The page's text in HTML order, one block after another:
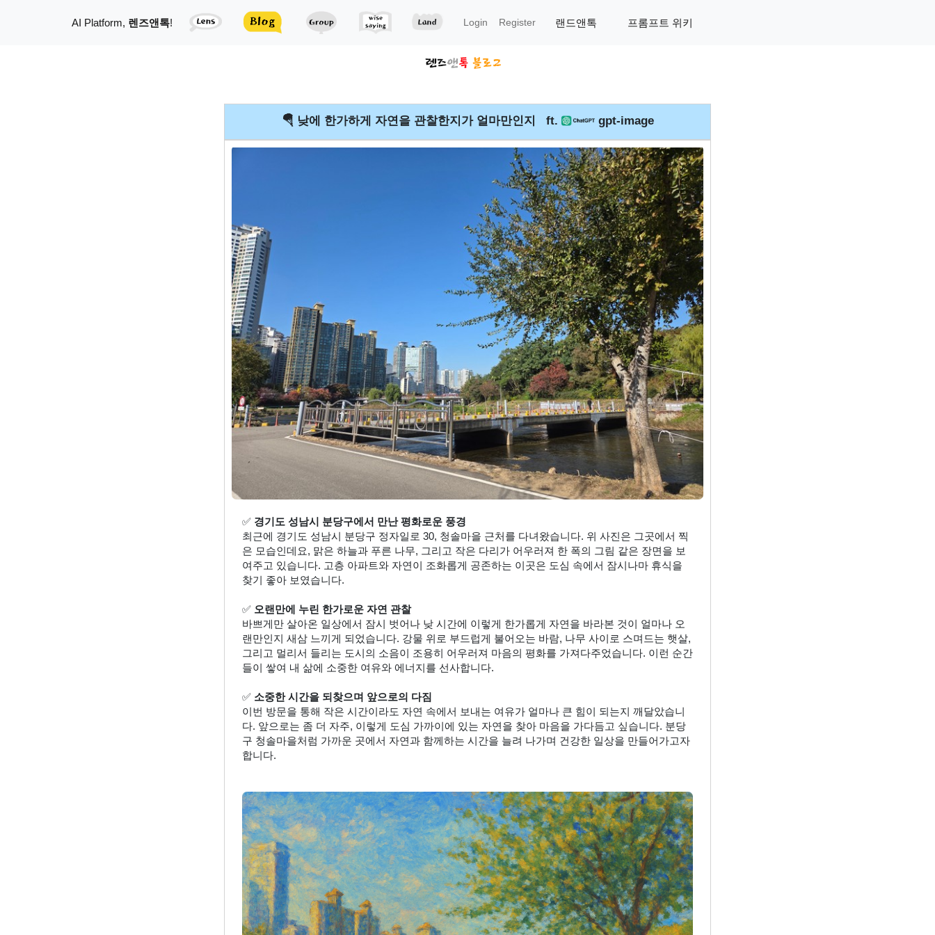
AI Platform, 렌즈앤톡! Login Register 랜드앤톡 프롬프트 위키
🪂 낮에 한가하게 자연을 관찰한지가 얼마만인지 ft. gpt-image
✅ 경기도 성남시 분당구에서 만난 평화로운 풍경
최근에 경기도 성남시 분당구 정자일로 30, 청솔마을 근처를 다녀왔습니다. 위 사진은 그곳에서 찍
은 모습인데요, 맑은 하늘과 푸른 나무, 그리고 작은 다리가 어우러져 한 폭의 그림 같은 장면을 보
여주고 있습니다. 고층 아파트와 자연이 조화롭게 공존하는 이곳은 도심 속에서 잠시나마 휴식을
찾기 좋아 보였습니다.
✅ 오랜만에 누린 한가로운 자연 관찰
바쁘게만 살아온 일상에서 잠시 벗어나 낮 시간에 이렇게 한가롭게 자연을 바라본 것이 얼마나 오
랜만인지 새삼 느끼게 되었습니다. 강물 위로 부드럽게 불어오는 바람, 나무 사이로 스며드는 햇살,
그리고 멀리서 들리는 도시의 소음이 조용히 어우러져 마음의 평화를 가져다주었습니다. 이런 순간
들이 쌓여 내 삶에 소중한 여유와 에너지를 선사합니다.
✅ 소중한 시간을 되찾으며 앞으로의 다짐
이번 방문을 통해 작은 시간이라도 자연 속에서 보내는 여유가 얼마나 큰 힘이 되는지 깨달았습니
다. 앞으로는 좀 더 자주, 이렇게 도심 가까이에 있는 자연을 찾아 마음을 가다듬고 싶습니다. 분당
구 청솔마을처럼 가까운 곳에서 자연과 함께하는 시간을 늘려 나가며 건강한 일상을 만들어가고자
합니다.